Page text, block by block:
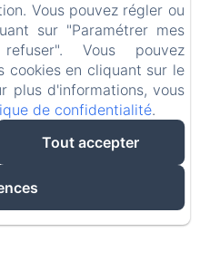
Loading chunk 1322
packs/1322-
Vous pouvez régler ou
sur "Paramétrer mes
Vous pouvez
cookies en cliquant sur le
plus d'informations, vous
de confidentialité.
Tout accepter